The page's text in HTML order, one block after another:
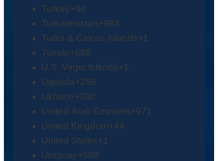
Turkey+90
Turkmenistan+993
Turks & Caicos Islands+1
Tuvalu+688
U.S. Virgin Islands+1
Uganda+256
Ukraine+380
United Arab Emirates+971
United Kingdom+44
United States+1
Uruguay+598